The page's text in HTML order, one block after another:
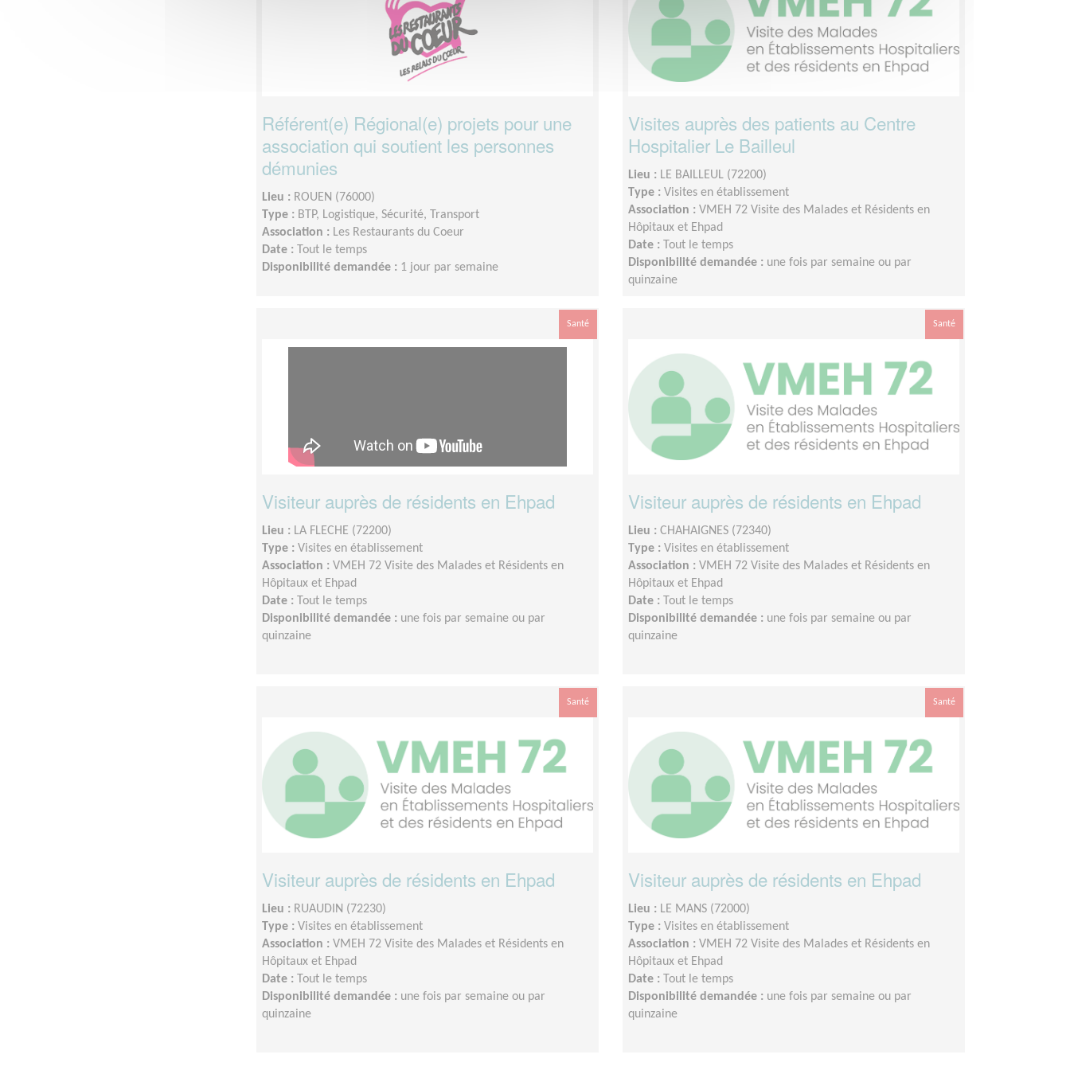
Référent(e) Régional(e) projets pour une
association qui soutient les personnes
démunies
Lieu : ROUEN (76000)
Type : BTP, Logistique, Sécurité, Transport
Association : Les Restaurants du Coeur
Date :
Tout le temps
Disponibilité demandée : 1 jour par semaine
Visites auprès des patients au Centre
Hospitalier Le Bailleul
Lieu : LE BAILLEUL (72200)
Type : Visites en établissement
Association : VMEH 72 Visite des Malades et Résidents en
Hôpitaux et Ehpad
Date :
Tout le temps
Disponibilité demandée : une fois par semaine ou par
quinzaine
Santé
Visiteur auprès de résidents en Ehpad
Lieu : LA FLECHE (72200)
Type : Visites en établissement
Association : VMEH 72 Visite des Malades et Résidents en
Hôpitaux et Ehpad
Date :
Tout le temps
Disponibilité demandée : une fois par semaine ou par
quinzaine
Santé
Visiteur auprès de résidents en Ehpad
Lieu : CHAHAIGNES (72340)
Type : Visites en établissement
Association : VMEH 72 Visite des Malades et Résidents en
Hôpitaux et Ehpad
Date :
Tout le temps
Disponibilité demandée : une fois par semaine ou par
quinzaine
Santé
Visiteur auprès de résidents en Ehpad
Lieu : RUAUDIN (72230)
Type : Visites en établissement
Association : VMEH 72 Visite des Malades et Résidents en
Hôpitaux et Ehpad
Date :
Tout le temps
Disponibilité demandée : une fois par semaine ou par
quinzaine
Santé
Visiteur auprès de résidents en Ehpad
Lieu : LE MANS (72000)
Type : Visites en établissement
Association : VMEH 72 Visite des Malades et Résidents en
Hôpitaux et Ehpad
Date :
Tout le temps
Disponibilité demandée : une fois par semaine ou par
quinzaine